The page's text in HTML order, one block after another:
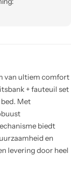
van ultiem comfort
+ fauteuil set
Met
biedt
en
levering door heel